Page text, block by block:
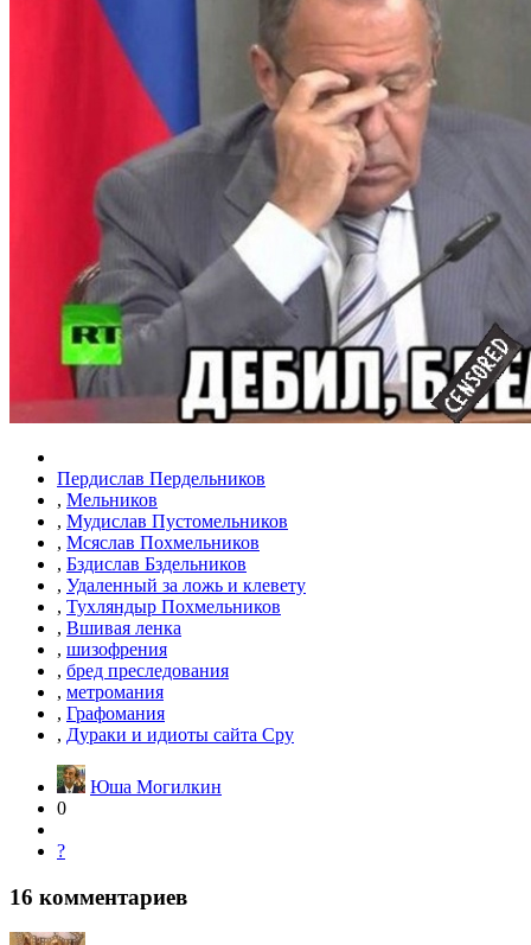
Пердислав Пердельников
, Мельников
, Мудислав Пустомельников
, Мсяслав Похмельников
, Бздислав Бздельников
, Удаленный за ложь и клевету
, Тухляндыр Похмельников
, Вшивая ленка
, шизофрения
, бред преследования
, метромания
, Графомания
, Дураки и идиоты сайта Сру
Юша Могилкин
0
?
16 комментариев